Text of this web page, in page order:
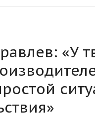
«У